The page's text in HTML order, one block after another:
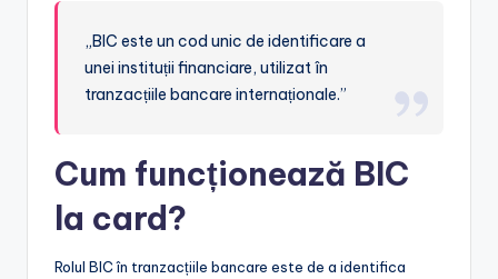
„BIC este un cod unic de identificare a
unei instituții financiare, utilizat în
tranzacțiile bancare internaționale.”
Cum funcționează BIC
la card?
Rolul BIC în tranzacțiile bancare este de a identifica